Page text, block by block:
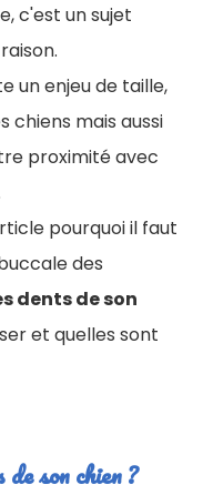
c'est un sujet
un enjeu de taille,
chiens mais aussi
proximité avec
pourquoi il faut
des
dents de son
et quelles sont
son chien ?